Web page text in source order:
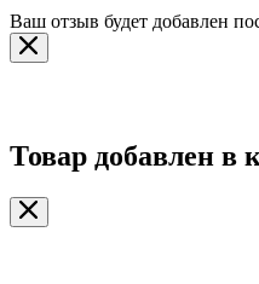
Ваш отзыв будет добавлен
Товар добавлен в